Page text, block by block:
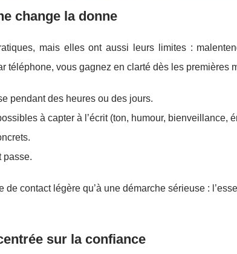
change la donne
mais elles ont aussi leurs limites :
vous gagnez en clarté dès les premières
pendant des heures ou des jours.
à capter à l’écrit (ton, humour, bienveillance,
passe.
contact légère qu’à une démarche sérieuse :
sur la confiance